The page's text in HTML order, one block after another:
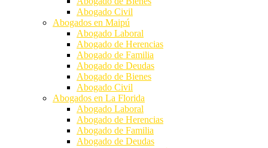
Abogado Civil
Abogados en Maipú
Abogado Laboral
Abogado de Herencias
Abogado de Familia
Abogado de Deudas
Abogado de Bienes
Abogado Civil
Abogados en La Florida
Abogado Laboral
Abogado de Herencias
Abogado de Familia
Abogado de Deudas